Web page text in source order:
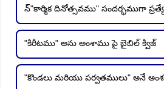
న్"కార్మిక దినోత్సవము" సందర్భముగా
"కిరీటము" అను అంశాము పై బైబిల్ క్విజ్
"కొండలు మరియు పర్వతములు" అనే